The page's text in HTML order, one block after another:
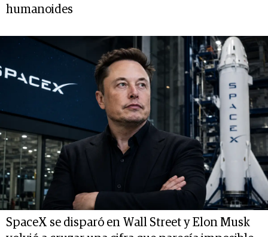
humanoides
SpaceX se disparó en Wall Street y Elon Musk